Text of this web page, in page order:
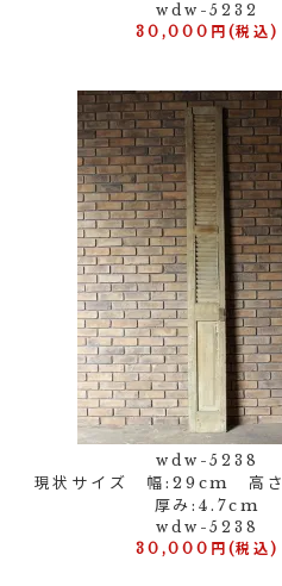
wdw-5232
30,000円(税込)
wdw-5238
現状サイズ 幅:29cm 高
厚み:4.7cm
wdw-5238
30,000円(税込)